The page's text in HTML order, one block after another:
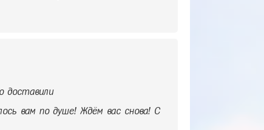
доставили
вам по душе! Ждём вас снова! С